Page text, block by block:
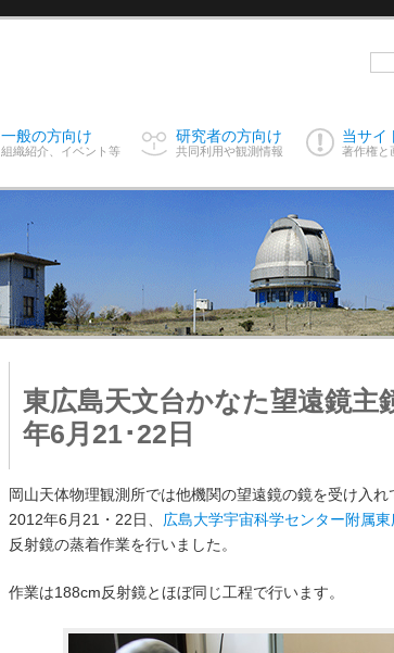
一般の方向け
組織紹介、イベント等
研究者の方向け
共同利用や観測情報
当サイ
著作権と
東広島天文台かなた望遠鏡主
年6月21･22日
岡山天体物理観測所では他機関の望遠鏡の鏡を受け入れ
2012年6月21・22日、 広島大学宇宙科学センター附属
反射鏡の蒸着作業を行いました。
作業は188cm反射鏡とほぼ同じ工程で行います。